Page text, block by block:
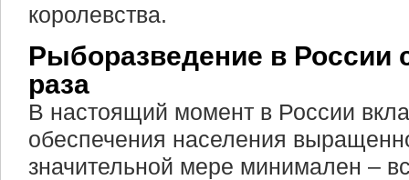
королевства.
Рыборазведение в России
раза
В настоящий момент в России
обеспечения населения
значительной мере минимален –